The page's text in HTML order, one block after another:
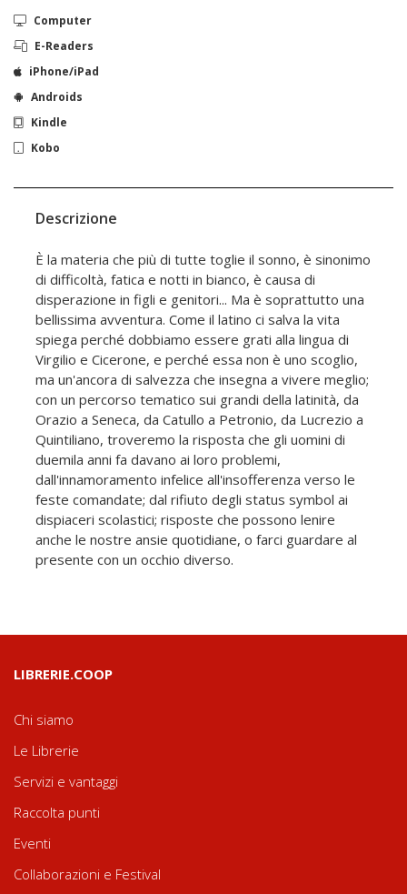
Computer
E-Readers
iPhone/iPad
Androids
Kindle
Kobo
Descrizione
È la materia che più di tutte toglie il sonno, è sinonimo
di difficoltà, fatica e notti in bianco, è causa di
disperazione in figli e genitori... Ma è soprattutto una
bellissima avventura. Come il latino ci salva la vita
spiega perché dobbiamo essere grati alla lingua di
Virgilio e Cicerone, e perché essa non è uno scoglio,
ma un'ancora di salvezza che insegna a vivere meglio;
con un percorso tematico sui grandi della latinità, da
Orazio a Seneca, da Catullo a Petronio, da Lucrezio a
Quintiliano, troveremo la risposta che gli uomini di
duemila anni fa davano ai loro problemi,
dall'innamoramento infelice all'insofferenza verso le
feste comandate; dal rifiuto degli status symbol ai
dispiaceri scolastici; risposte che possono lenire
anche le nostre ansie quotidiane, o farci guardare al
presente con un occhio diverso.
LIBRERIE.COOP
Chi siamo
Le Librerie
Servizi e vantaggi
Raccolta punti
Eventi
Collaborazioni e Festival